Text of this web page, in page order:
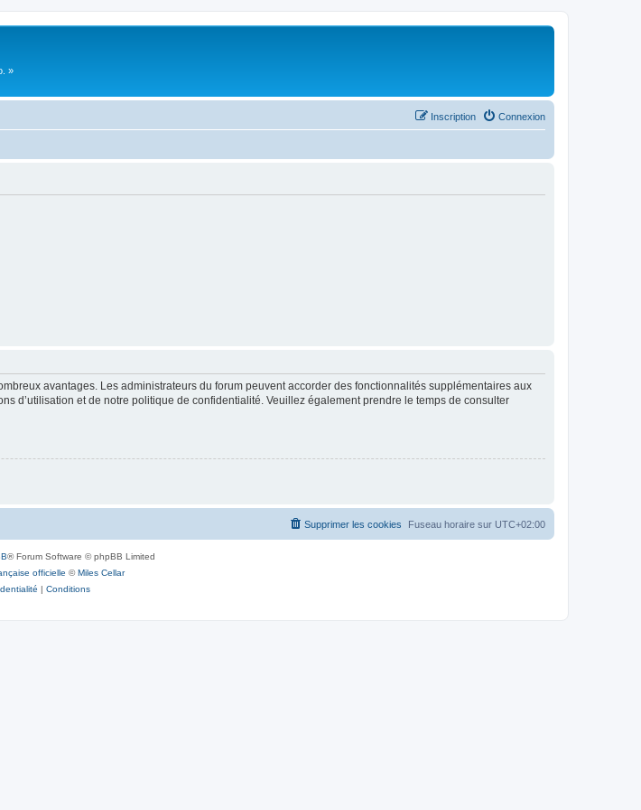
»
Connexion
Inscription
avantages. Les administrateurs du forum peuvent accorder des fonctionnalités supplémentaires aux
d’utilisation et de notre politique de confidentialité. Veuillez également prendre le temps de consulter
Fuseau horaire sur UTC+02:00
Supprimer les cookies
® Forum Software © phpBB Limited
officielle ©Miles Cellar
| Conditions